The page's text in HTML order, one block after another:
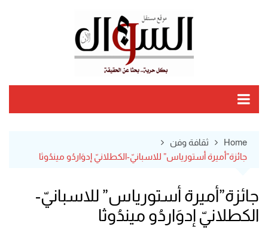
Home
ثقافة وفن
جائزة”أميرة أستورياس” للاسبانيّ-الكطلانيّ إدوَاردُو ميندُوثا
جائزة”أميرة أستورياس” للاسبانيّ-
الكطلانيّ إدوَاردُو ميندُوثا